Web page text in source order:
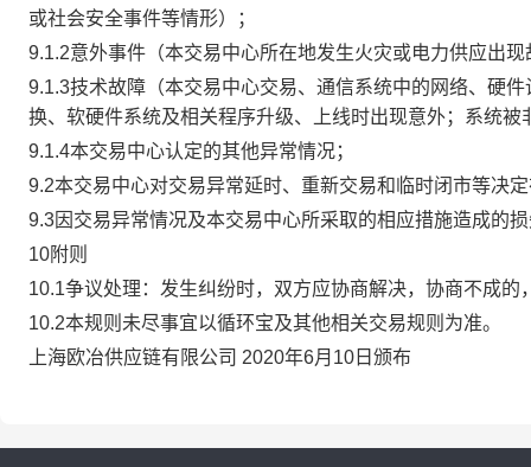
或社会安全事件等情形）；
9.1.2意外事件（本交易中心所在地发生火灾或电力供应出
9.1.3技术故障（本交易中心交易、通信系统中的网络、硬
换、软硬件系统及相关程序升级、上线时出现意外；系统
9.1.4本交易中心认定的其他异常情况；
9.2本交易中心对交易异常延时、重新交易和临时闭市等决
9.3因交易异常情况及本交易中心所采取的相应措施造成的
10附则
10.1争议处理：发生纠纷时，双方应协商解决，协商不成
10.2本规则未尽事宜以循环宝及其他相关交易规则为准。
上海欧冶供应链有限公司 2020年6月10日颁布